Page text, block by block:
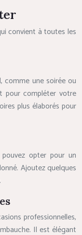
convient à toutes les
comme une soirée ou
pour compléter votre
plus élaborés pour
opter pour un
Ajoutez quelques
professionnelles,
Il est élégant